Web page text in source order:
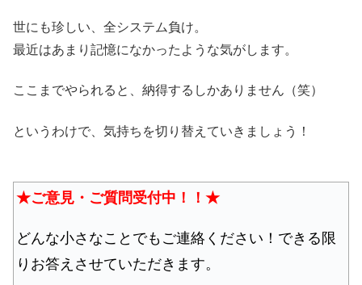
世にも珍しい、全システム負け。
最近はあまり記憶になかったような気がします。
ここまでやられると、納得するしかありません（笑）
というわけで、気持ちを切り替えていきましょう！
★ご意見・ご質問受付中！！★
どんな小さなことでもご連絡ください！できる限
りお答えさせていただきます。